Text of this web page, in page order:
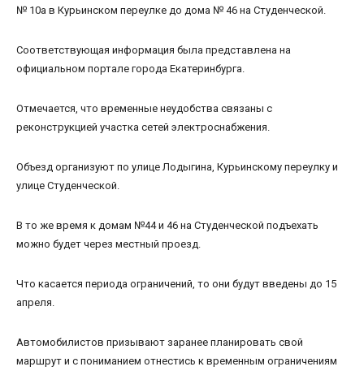
№ 10а в Курьинском переулке до дома № 46 на Студенческой.
Соответствующая информация была представлена на
официальном портале города Екатеринбурга.
Отмечается, что временные неудобства связаны с
реконструкцией участка сетей электроснабжения.
Объезд организуют по улице Лодыгина, Курьинскому переулку и
улице Студенческой.
В то же время к домам №44 и 46 на Студенческой подъехать
можно будет через местный проезд.
Что касается периода ограничений, то они будут введены до 15
апреля.
Автомобилистов призывают заранее планировать свой
маршрут и с пониманием отнестись к временным ограничениям